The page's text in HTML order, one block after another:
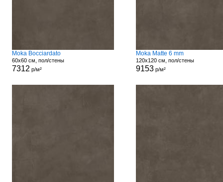
Moka Bocciardato
60x60 см, пол/стены
7312 р/м²
Moka Matte 6 mm
120x120 см, пол/стены
9153р/м²